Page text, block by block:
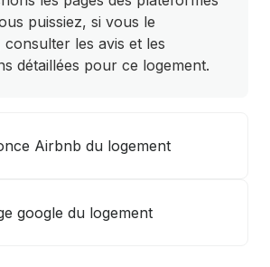
puissiez, si vous le
consulter les avis et les
détaillées pour ce logement.
Airbnb du logement
google du logement